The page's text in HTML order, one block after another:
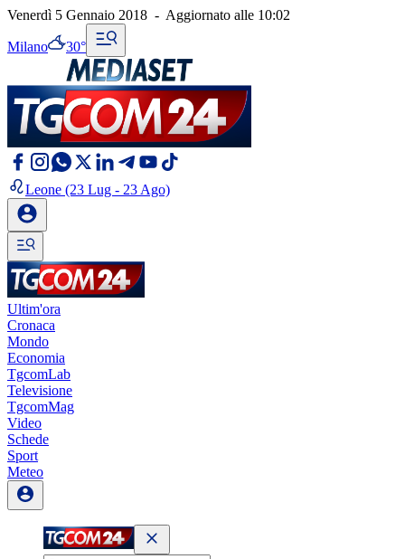
Venerdì 5 Gennaio 2018 - Aggiornato alle 10:02
Milano 30°
Leone (23 Lug - 23 Ago)
Ultim'ora
Cronaca
Mondo
Economia
TgcomLab
Televisione
TgcomMag
Video
Schede
Sport
Meteo